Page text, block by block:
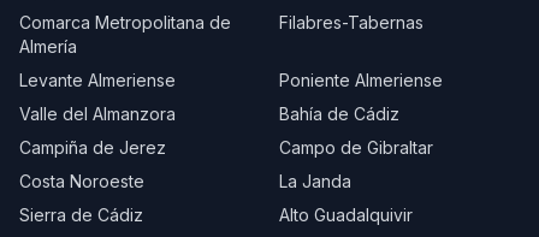
Comarca Metropolitana de
Almería
Filabres-Tabernas
Levante Almeriense
Poniente Almeriense
Valle del Almanzora
Bahía de Cádiz
Campiña de Jerez
Campo de Gibraltar
Costa Noroeste
La Janda
Sierra de Cádiz
Alto Guadalquivir